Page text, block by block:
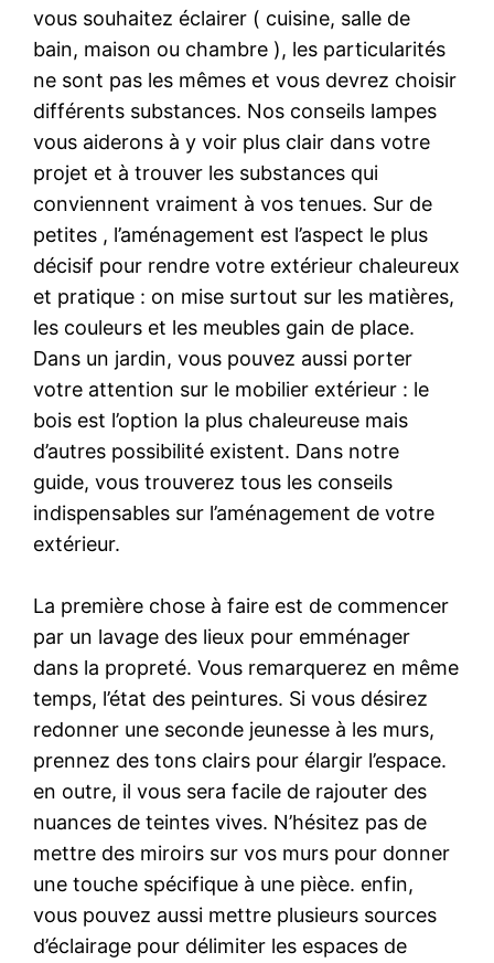
vous souhaitez éclairer ( cuisine, salle de
bain, maison ou chambre ), les particularités
ne sont pas les mêmes et vous devrez choisir
différents substances. Nos conseils lampes
vous aiderons à y voir plus clair dans votre
projet et à trouver les substances qui
conviennent vraiment à vos tenues. Sur de
petites , l’aménagement est l’aspect le plus
décisif pour rendre votre extérieur chaleureux
et pratique : on mise surtout sur les matières,
les couleurs et les meubles gain de place.
Dans un jardin, vous pouvez aussi porter
votre attention sur le mobilier extérieur : le
bois est l’option la plus chaleureuse mais
d’autres possibilité existent. Dans notre
guide, vous trouverez tous les conseils
indispensables sur l’aménagement de votre
extérieur.
La première chose à faire est de commencer
par un lavage des lieux pour emménager
dans la propreté. Vous remarquerez en même
temps, l’état des peintures. Si vous désirez
redonner une seconde jeunesse à les murs,
prennez des tons clairs pour élargir l’espace.
en outre, il vous sera facile de rajouter des
nuances de teintes vives. N’hésitez pas de
mettre des miroirs sur vos murs pour donner
une touche spécifique à une pièce. enfin,
vous pouvez aussi mettre plusieurs sources
d’éclairage pour délimiter les espaces de